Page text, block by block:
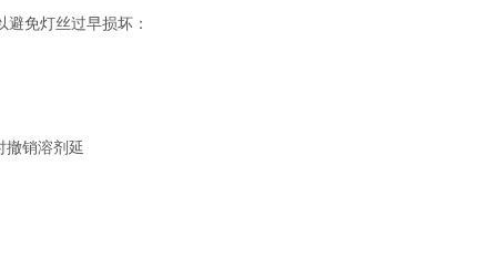
免灯丝过早损坏：
撤销溶剂延